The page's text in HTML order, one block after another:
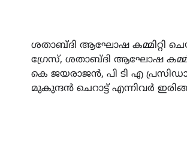
ശതാബ്ദി ആഘോഷ കമ്മിറ്റി
ഗ്രേസ്, ശതാബ്ദി ആഘോഷ
കെ ജയരാജൻ, പി ടി എ
മുകുന്ദൻ ചെറാട്ട് എന്നിവർ